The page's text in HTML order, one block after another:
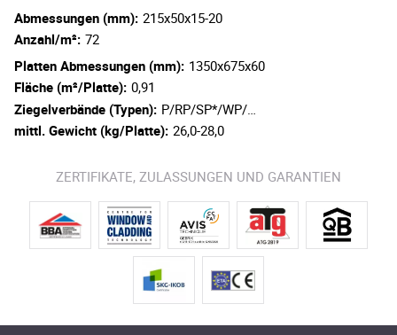
Abmessungen (mm): 215x50x15-20
Anzahl/m²: 72
Platten Abmessungen (mm): 1350x675x60
Fläche (m²/Platte): 0,91
Ziegelverbände (Typen): P/RP/SP*/WP/…
mittl. Gewicht (kg/Platte): 26,0-28,0
ZERTIFIKATE, ZULASSUNGEN UND GARANTIEN